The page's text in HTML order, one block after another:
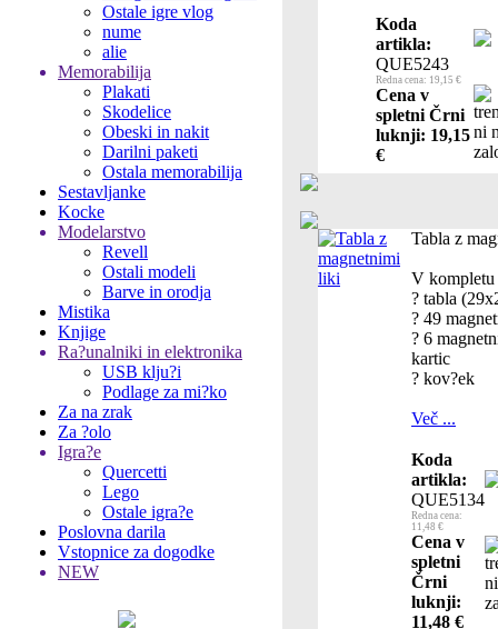
Ostale igre vlog
nume
alie
Memorabilija
Plakati
Skodelice
Obeski in nakit
Darilni paketi
Ostala memorabilija
Sestavljanke
Kocke
Modelarstvo
Revell
Ostali modeli
Barve in orodja
Mistika
Knjige
Ra?unalniki in elektronika
USB klju?i
Podlage za mi?ko
Za na zrak
Za ?olo
Igra?e
Quercetti
Lego
Ostale igra?e
Poslovna darila
Vstopnice za dogodke
NEW
Koda
artikla:
QUE5243
Redna cena: 19,15 €
Cena v
spletni Črni
luknji: 19,15
€
Tabla z
V kompletu
? tabla
? 49
? 6
kartic
? kov?ek
Več ...
Koda
artikla:
QUE5134
Redna cena:
11,48 €
Cena v
spletni
Črni
luknji:
11,48 €